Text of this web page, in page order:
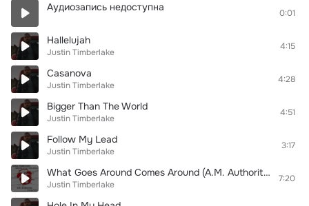
Аудиозапись недоступна 0:01
Hallelujah
Justin Timberlake
4:15
Casanova
Justin Timberlake
4:28
Bigger Than The World
Justin Timberlake
4:51
Follow My Lead
Justin Timberlake
3:17
What Goes Around Comes Around (A.M. Authority Bootleg Remix)
Justin Timberlake
7:20